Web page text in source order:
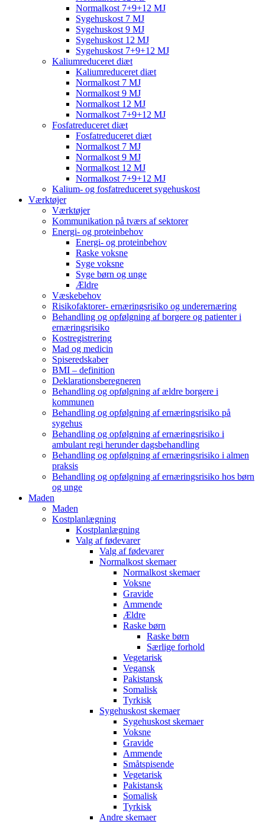
Normalkost 7+9+12 MJ
Sygehuskost 7 MJ
Sygehuskost 9 MJ
Sygehuskost 12 MJ
Sygehuskost 7+9+12 MJ
Kaliumreduceret diæt
Kaliumreduceret diæt
Normalkost 7 MJ
Normalkost 9 MJ
Normalkost 12 MJ
Normalkost 7+9+12 MJ
Fosfatreduceret diæt
Fosfatreduceret diæt
Normalkost 7 MJ
Normalkost 9 MJ
Normalkost 12 MJ
Normalkost 7+9+12 MJ
Kalium- og fosfatreduceret sygehuskost
Værktøjer
Værktøjer
Kommunikation på tværs af sektorer
Energi- og proteinbehov
Energi- og proteinbehov
Raske voksne
Syge voksne
Syge børn og unge
Ældre
Væskebehov
Risikofaktorer- ernæringsrisiko og underernæring
Behandling og opfølgning af borgere og patienter i
ernæringsrisiko
Kostregistrering
Mad og medicin
Spiseredskaber
BMI – definition
Deklarationsberegneren
Behandling og opfølgning af ældre borgere i
kommunen
Behandling og opfølgning af ernæringsrisiko på
sygehus
Behandling og opfølgning af ernæringsrisiko i
ambulant regi herunder dagsbehandling
Behandling og opfølgning af ernæringsrisiko i almen
praksis
Behandling og opfølgning af ernæringsrisiko hos børn
og unge
Maden
Maden
Kostplanlægning
Kostplanlægning
Valg af fødevarer
Valg af fødevarer
Normalkost skemaer
Normalkost skemaer
Voksne
Gravide
Ammende
Ældre
Raske børn
Raske børn
Særlige forhold
Vegetarisk
Vegansk
Pakistansk
Somalisk
Tyrkisk
Sygehuskost skemaer
Sygehuskost skemaer
Voksne
Gravide
Ammende
Småtspisende
Vegetarisk
Pakistansk
Somalisk
Tyrkisk
Andre skemaer